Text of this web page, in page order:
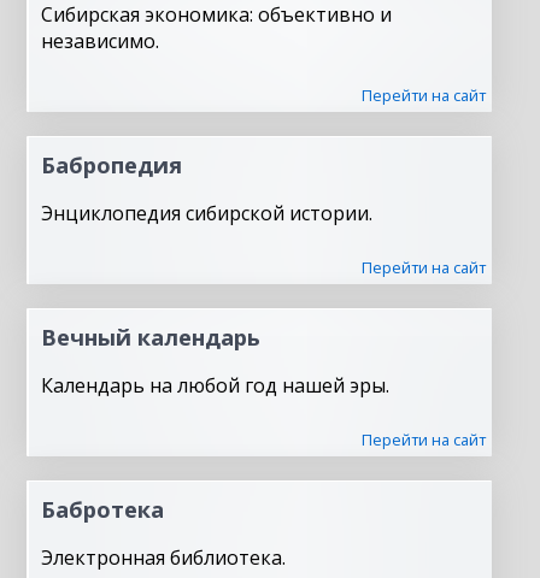
Сибирская экономика: объективно и
независимо.
Перейти на сайт
Бабропедия
Энциклопедия сибирской истории.
Перейти на сайт
Вечный календарь
Календарь на любой год нашей эры.
Перейти на сайт
Бабротека
Электронная библиотека.